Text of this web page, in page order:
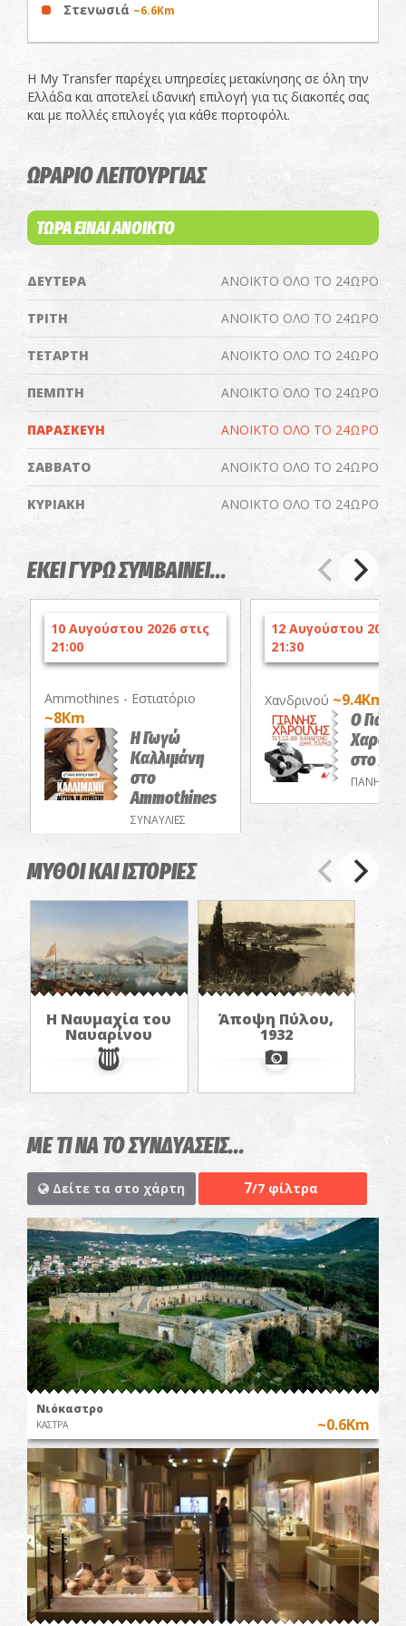
Στενωσιά ~6.6Km
Η My Transfer παρέχει υπηρεσίες μετακίνησης σε όλη την
Ελλάδα και αποτελεί ιδανική επιλογή για τις διακοπές σας
και με πολλές επιλογές για κάθε πορτοφόλι.
ΩΡΑΡΙΟ ΛΕΙΤΟΥΡΓΙΑΣ
ΤΩΡΑ ΕΙΝΑΙ ΑΝΟΙΚΤΟ
ΔΕΥΤΕΡΑ ΑΝΟΙΚΤΟ ΟΛΟ ΤΟ 24ΩΡΟ
ΤΡΙΤΗ ΑΝΟΙΚΤΟ ΟΛΟ ΤΟ 24ΩΡΟ
ΤΕΤΑΡΤΗ ΑΝΟΙΚΤΟ ΟΛΟ ΤΟ 24ΩΡΟ
ΠΕΜΠΤΗ ΑΝΟΙΚΤΟ ΟΛΟ ΤΟ 24ΩΡΟ
ΠΑΡΑΣΚΕΥΗ ΑΝΟΙΚΤΟ ΟΛΟ ΤΟ 24ΩΡΟ
ΣΑΒΒΑΤΟ ΑΝΟΙΚΤΟ ΟΛΟ ΤΟ 24ΩΡΟ
ΚΥΡΙΑΚΗ ΑΝΟΙΚΤΟ ΟΛΟ ΤΟ 24ΩΡΟ
ΕΚΕΙ ΓΥΡΩ ΣΥΜΒΑΙΝΕΙ...
10 Αυγούστου 2026 στις
21:00
Ammothines - Εστιατόριο
~8Km
Η Γωγώ
Καλλιμάνη
στο
Ammothines
ΣΥΝΑΥΛΙΕΣ
12 Αυγούστου 2026
21:30
Χανδρινού ~9.4Km
Ο
στο
ΜΥΘΟΙ ΚΑΙ ΙΣΤΟΡΙΕΣ
Η Ναυμαχία του
Ναυαρίνου
Άποψη Πύλου,
1932
ΜΕ ΤΙ ΝΑ ΤΟ ΣΥΝΔΥΑΣΕΙΣ...
Δείτε τα στο χάρτη 7/7 φίλτρα
Νιόκαστρο
ΚΑΣΤΡΑ ~0.6Km